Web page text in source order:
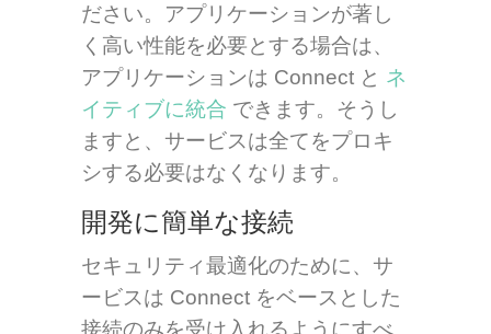
ださい。アプリケーションが著し
く高い性能を必要とする場合は、
アプリケーションは Connect と ネ
イティブに統合 できます。そうし
ますと、サービスは全てをプロキ
シする必要はなくなります。
開発に簡単な接続
セキュリティ最適化のために、サ
ービスは Connect をベースとした
接続のみを受け入れるようにすべ